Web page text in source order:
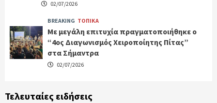
02/07/2026
BREAKING ΤΟΠΙΚΑ
Με μεγάλη επιτυχία πραγματοποιήθηκε ο
“4ος Διαγωνισμός Χειροποίητης Πίτας”
στα Σήμαντρα
02/07/2026
Τελευταίες ειδήσεις